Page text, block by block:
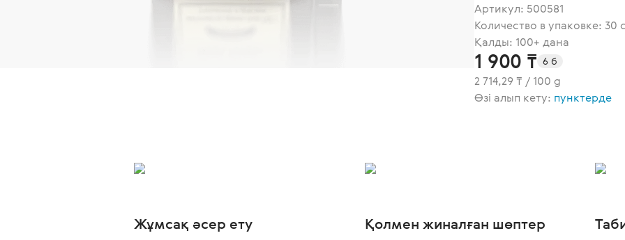
Артикул: 500581
Количество в упаковке: 30
Қалды: 100+ дана
1 900 ₸ 6 б
2 714,29 ₸ / 100 g
Өзі алып кету: пунктерде
Жұмсақ әсер ету Қолмен жиналған шөптер